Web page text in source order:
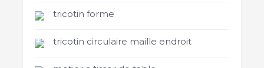
tricotin forme
tricotin circulaire maille endroit